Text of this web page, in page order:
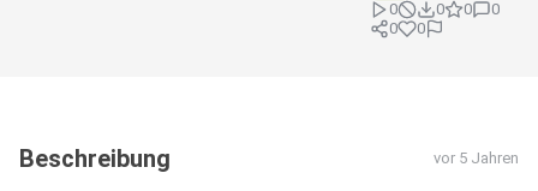
0 0 0
0
0
0
Beschreibung vor 5 Jahren